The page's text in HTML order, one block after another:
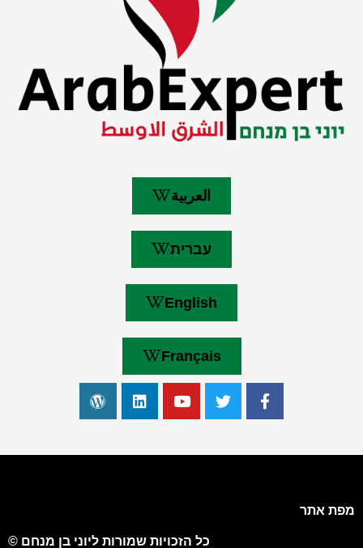
العربية
עברית
English
Français
מפת אתר
כל הזכויות שמורות ליוני בן מנחם ©